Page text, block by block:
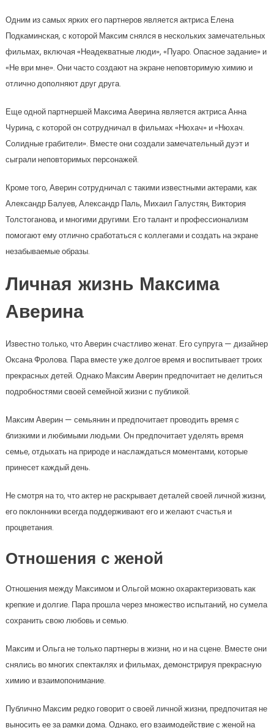
Одним из самых ярких его партнеров является актриса Елена
Подкаминская, с которой Максим снялся в нескольких замечательных
фильмах, включая «Неадекватные люди», «Пуаро. Опасное задание» и
«Не ври мне». Они часто создают на экране неповторимую химию и
отлично дополняют друг друга.
Еще одной партнершей Максима Аверина является актриса Анна
Чурина, с которой он сотрудничал в фильмах «Нюхач» и «Нюхач.
Солидные грабители». Вместе они создали замечательный дуэт и
сыграли неповторимых персонажей.
Кроме того, Аверин сотрудничал с такими известными актерами, как
Александр Балуев, Александр Паль, Михаил Галустян, Виктория
Толстоганова, и многими другими. Его талант и профессионализм
помогают ему отлично сработаться с коллегами и создать на экране
незабываемые образы.
Личная жизнь Максима
Аверина
Известно только, что Аверин счастливо женат. Его супруга — дизайнер
Оксана Фролова. Пара вместе уже долгое время и воспитывает троих
прекрасных детей. Однако Максим Аверин предпочитает не делиться
подробностями своей семейной жизни с публикой.
Максим Аверин — семьянин и предпочитает проводить время с
близкими и любимыми людьми. Он предпочитает уделять время
семье, отдыхать на природе и наслаждаться моментами, которые
принесет каждый день.
Не смотря на то, что актер не раскрывает деталей своей личной жизни,
его поклонники всегда поддерживают его и желают счастья и
процветания.
Отношения с женой
Отношения между Максимом и Ольгой можно охарактеризовать как
крепкие и долгие. Пара прошла через множество испытаний, но сумела
сохранить свою любовь и семью.
Максим и Ольга не только партнеры в жизни, но и на сцене. Вместе они
снялись во многих спектаклях и фильмах, демонстрируя прекрасную
химию и взаимопонимание.
Публично Максим редко говорит о своей личной жизни, предпочитая не
выносить ее за рамки дома. Однако, его взаимодействие с женой на